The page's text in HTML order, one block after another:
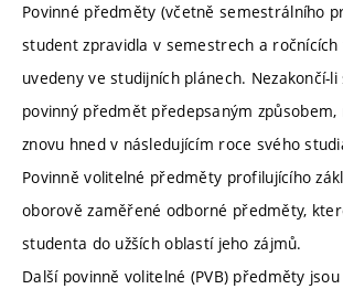
Povinné předměty (včetně semestrálního
student zpravidla v semestrech a ročnících
uvedeny ve studijních plánech. Nezakončí-
povinný předmět předepsaným způsobem,
znovu hned v následujícím roce svého
Povinně volitelné předměty profilujícího
oborově zaměřené odborné předměty,
studenta do užších oblastí jeho zájmů.
Další povinně volitelné (PVB) předměty